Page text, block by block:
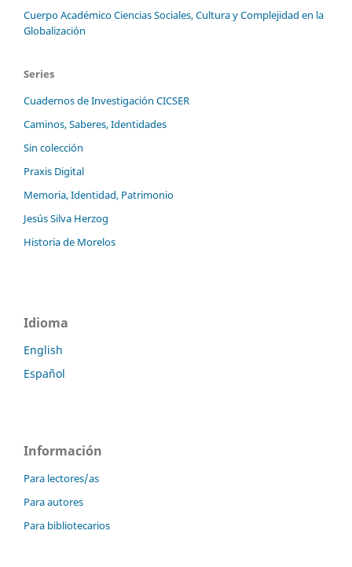
Cuerpo Académico Ciencias Sociales, Cultura y Complejidad en la
Globalización
Series
Cuadernos de Investigación CICSER
Caminos, Saberes, Identidades
Sin colección
Praxis Digital
Memoria, Identidad, Patrimonio
Jesús Silva Herzog
Historia de Morelos
Idioma
English
Español
Información
Para lectores/as
Para autores
Para bibliotecarios